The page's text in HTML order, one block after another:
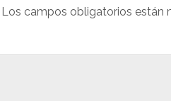
Los campos obligatorios están